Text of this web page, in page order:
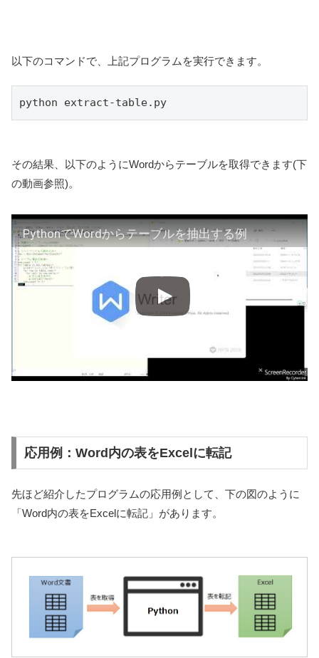
以下のコマンドで、上記プログラムを実行できます。
python extract-table.py
その結果、以下のようにWordからテーブルを取得できます(下
の動画参照)。
PythonでWordからテーブルを抽出する例
応用例：Word内の表をExcelに転記
先ほど紹介したプログラムの応用例として、下の図のように
「Word内の表をExcelに転記」があります。